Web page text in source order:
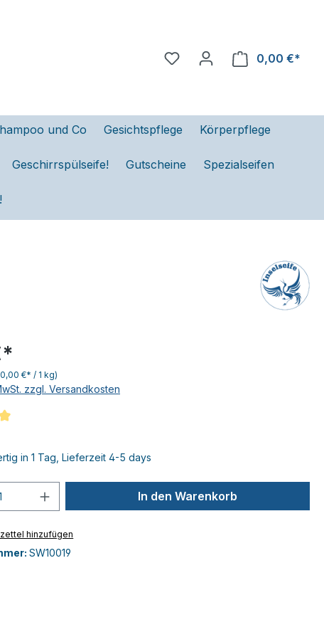
0,00 €*
und Co Gesichtspflege Körperpflege
Geschirrspülseife! Gutscheine Spezialseifen
€* / 1 kg)
zzgl. Versandkosten
Bewertung von 5 von 5 Sternen
in 1 Tag, Lieferzeit 4-5 days
Anzahl: Gib den gewünschten Wert
In den Warenkorb
hinzufügen
SW10019